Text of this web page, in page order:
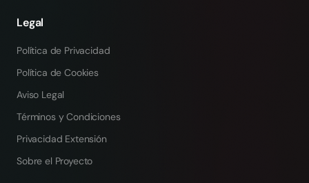
Legal
Política de Privacidad
Política de Cookies
Aviso Legal
Términos y Condiciones
Privacidad Extensión
Sobre el Proyecto